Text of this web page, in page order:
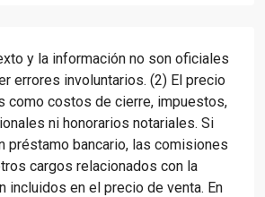
y la información no son oficiales
errores involuntarios. (2) El precio
como costos de cierre, impuestos,
ni honorarios notariales. Si
préstamo bancario, las comisiones
cargos relacionados con la
incluidos en el precio de venta. En